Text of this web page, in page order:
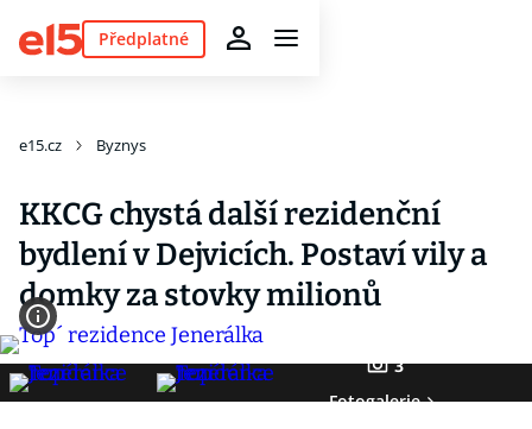
Předplatné
e15.cz Byznys
KKCG chystá další rezidenční
bydlení v Dejvicích. Postaví vily a
domky za stovky milionů
3
Fotogalerie